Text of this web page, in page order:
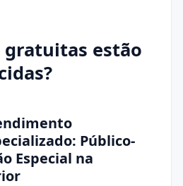
gratuitas estão
Público-
Especial na